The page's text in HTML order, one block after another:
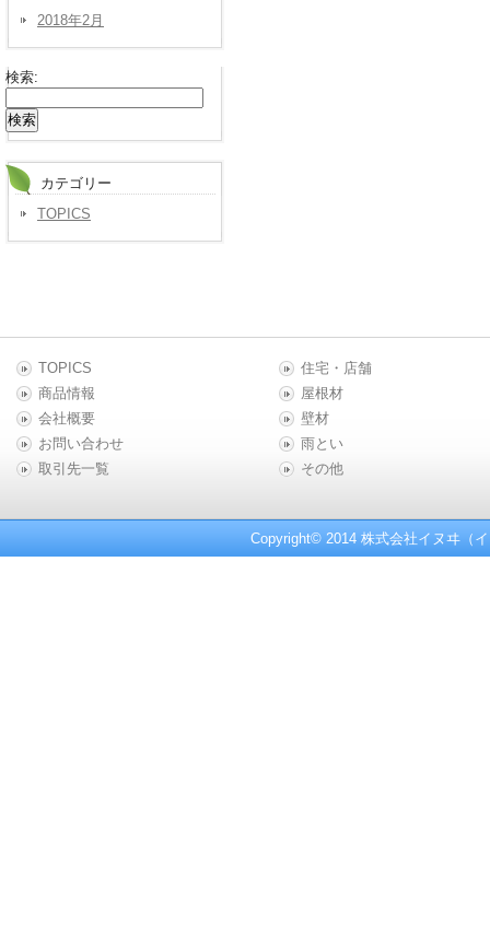
2018年2月
検索:
カテゴリー
TOPICS
TOPICS
商品情報
会社概要
お問い合わせ
取引先一覧
住宅・店舗
屋根材
壁材
雨とい
その他
Copyright© 2014 株式会社イヌヰ（